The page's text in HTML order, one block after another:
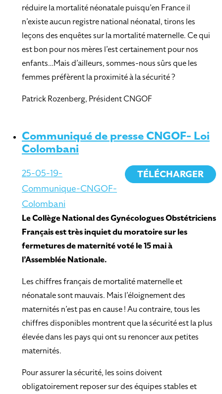
réduire la mortalité néonatale puisqu’en France il
n’existe aucun registre national néonatal, tirons les
leçons des enquêtes sur la mortalité maternelle. Ce qui
est bon pour nos mères l’est certainement pour nos
enfants…Mais d’ailleurs, sommes-nous sûrs que les
femmes préfèrent la proximité à la sécurité ?
Patrick Rozenberg, Président CNGOF
Communiqué de presse CNGOF- Loi
Colombani
25-05-19-
Communique-CNGOF-
Colombani
TÉLÉCHARGER
Le Collège National des Gynécologues Obstétriciens
Français est très inquiet du moratoire sur les
fermetures de maternité voté le 15 mai à
l’Assemblée Nationale.
Les chiffres français de mortalité maternelle et
néonatale sont mauvais. Mais l’éloignement des
maternités n’est pas en cause ! Au contraire, tous les
chiffres disponibles montrent que la sécurité est la plus
élevée dans les pays qui ont su renoncer aux petites
maternités.
Pour assurer la sécurité, les soins doivent
obligatoirement reposer sur des équipes stables et